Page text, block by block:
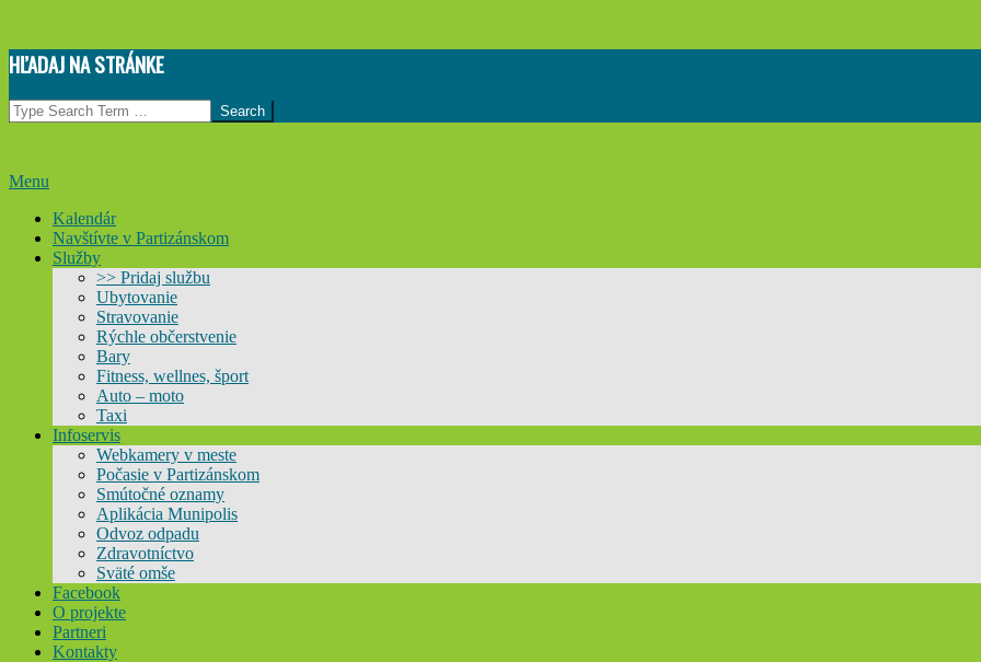
Skip
to
content
HĽADAJ NA STRÁNKE
Search
Primary
Menu
Menu
Kalendár
Navštívte v Partizánskom
Služby
>> Pridaj službu
Ubytovanie
Stravovanie
Rýchle občerstvenie
Bary
Fitness, wellnes, šport
Auto – moto
Taxi
Infoservis
Webkamery v meste
Počasie v Partizánskom
Smútočné oznamy
Aplikácia Munipolis
Odvoz odpadu
Zdravotníctvo
Sväté omše
Facebook
O projekte
Partneri
Kontakty